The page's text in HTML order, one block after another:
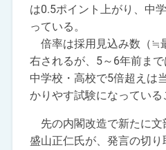
は0.5ポイント上がり、中
っている。
倍率は採用見込み数（≒
右されるが、5～6年前まで
中学校・高校で5倍超えは
かりやす試験になっている
先の内閣改造で新たに文
盛山正仁氏が、発言の切